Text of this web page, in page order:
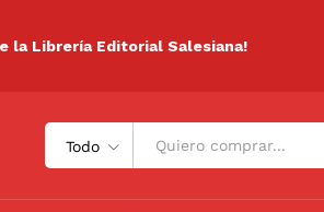
la Librería Editorial Salesiana!
Todo